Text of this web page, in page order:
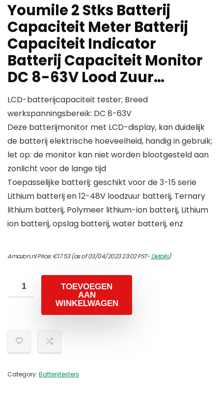
Youmile 2 Stks Batterij
Capaciteit Meter Batterij
Capaciteit Indicator
Batterij Capaciteit Monitor
DC 8-63V Lood Zuur…
LCD-batterijcapaciteit tester; Breed
werkspanningsbereik: DC 8-63V
Deze batterijmonitor met LCD-display, kan duidelijk
de batterij elektrische hoeveelheid, handig in gebruik;
let op: de monitor kan niet worden blootgesteld aan
zonlicht voor de lange tijd
Toepasselijke batterij: geschikt voor de 3-15 serie
Lithium batterij en 12-48V loodzuur batterij, Ternary
lithium batterij, Polymeer lithium-ion batterij, Lithium
ion batterij, opslag batterij, water batterij, enz
Amazon.nl Price:€17.53(as of 03/04/2023 23:02 PST-Details)
TOEVOEGEN
AAN
WINKELWAGEN
Category: Batterijtesters